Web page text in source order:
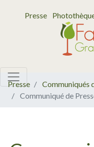
Presse
Presse
Communiqués
Communiqué de